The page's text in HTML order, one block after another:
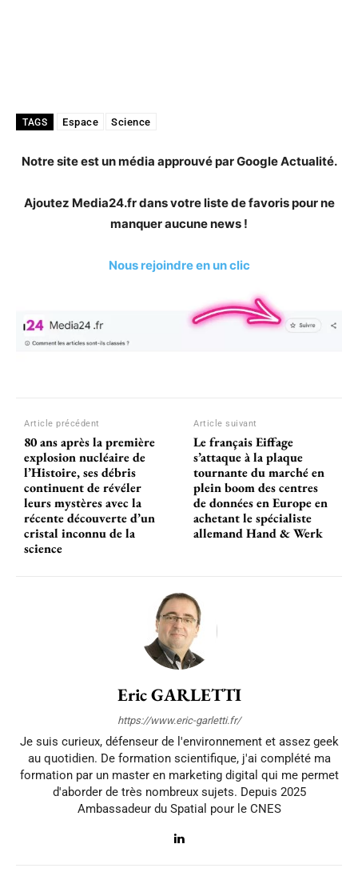
TAGS Espace Science
Notre site est un média approuvé par Google Actualité.
Ajoutez Media24.fr dans votre liste de favoris pour ne
manquer aucune news !
Nous rejoindre en un clic
Article précédent
80 ans après la première
explosion nucléaire de
l’Histoire, ses débris
continuent de révéler
leurs mystères avec la
récente découverte d’un
cristal inconnu de la
science
Article suivant
Le français Eiffage
s’attaque à la plaque
tournante du marché en
plein boom des centres
de données en Europe en
achetant le spécialiste
allemand Hand & Werk
Eric GARLETTI
https://www.eric-garletti.fr/
Je suis curieux, défenseur de l'environnement et assez geek
au quotidien. De formation scientifique, j'ai complété ma
formation par un master en marketing digital qui me permet
d'aborder de très nombreux sujets. Depuis 2025
Ambassadeur du Spatial pour le CNES